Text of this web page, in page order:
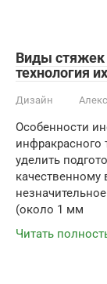
Виды стяжек
технология
Дизайн
Особенности
инфракрасного
уделить
(около 1 мм
Читать